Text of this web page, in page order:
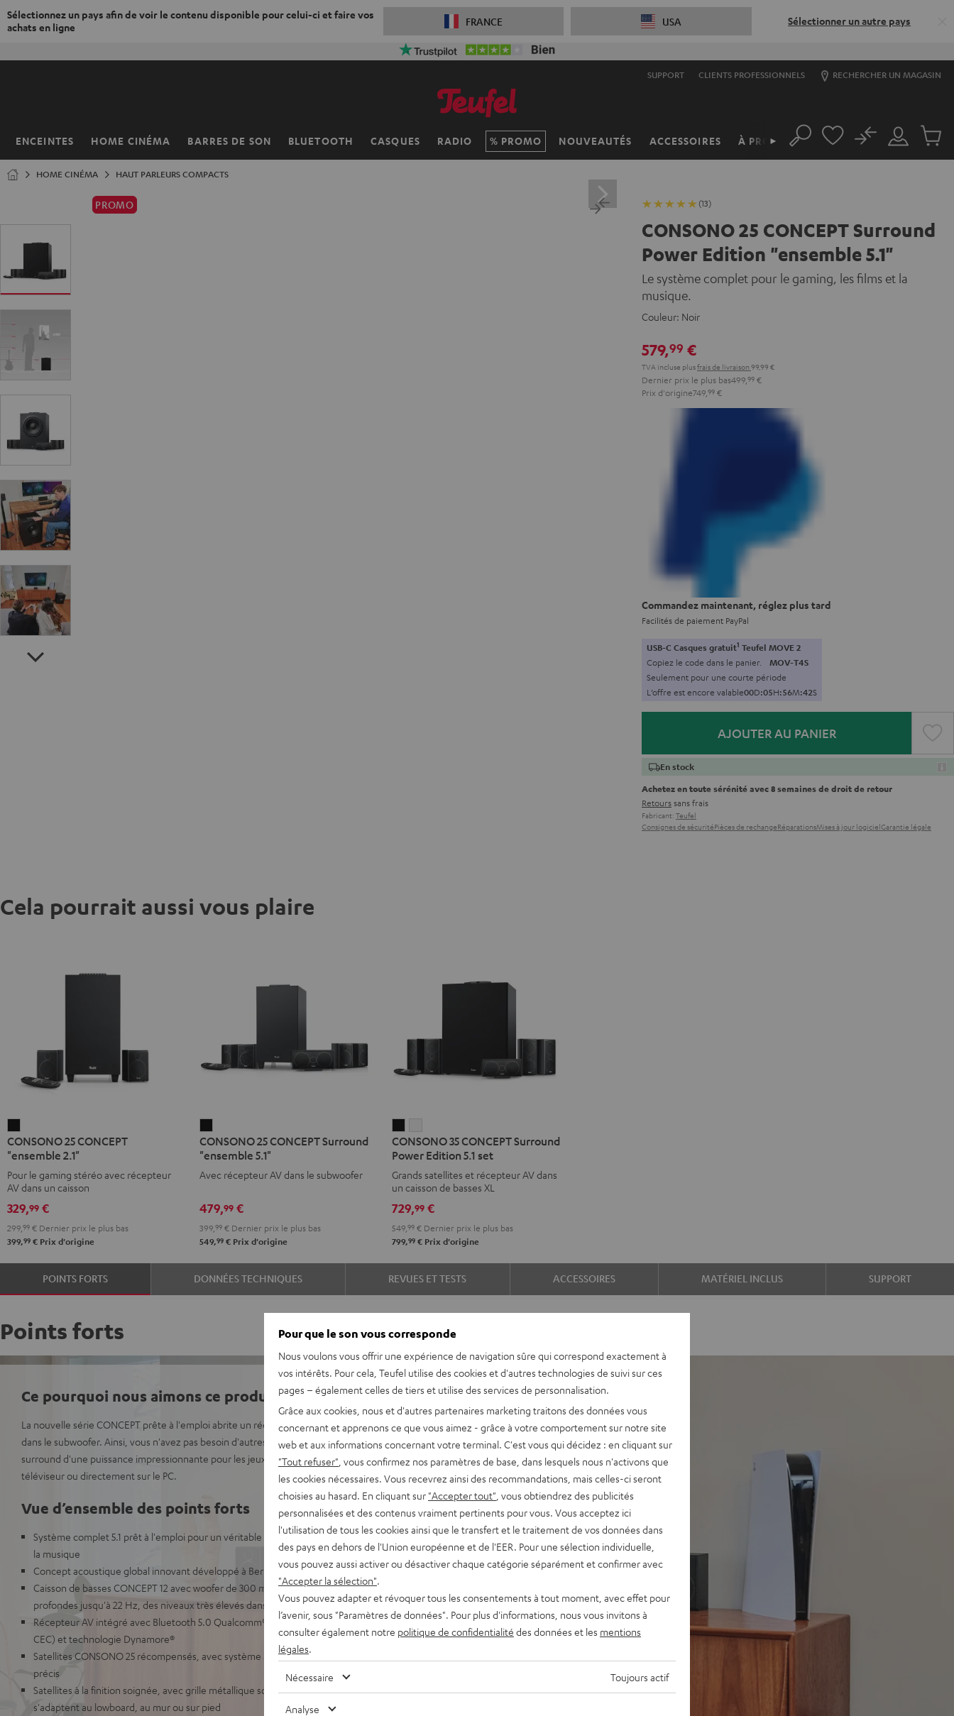
Sélectionnez un pays afin de voir le contenu disponible pour celui-ci et faire vos
achats en ligne
FRANCE USA Sélectionner un autre pays
SUPPORT CLIENTS PROFESSIONNELS RECHERCHER UN MAGASIN
ENCEINTES HOME CINÉMA BARRES DE SON BLUETOOTH CASQUES RADIO PROMO NOUVEAUTÉS ACCESSOIRES À PROPOS
►
Page
Rechercher
Mon
compte
No
HOME CINÉMA HAUT PARLEURS COMPACTS
PROMO (13)
CONSONO 25 CONCEPT Surround
Power Edition "ensemble 5.1"
Le système complet pour le gaming, les films et la
musique.
Couleur: Noir
579,99 €
TVA incluse plusfrais de livraison 99,99 €
Dernier prix le plus bas499, 99 €
Prix d'origine749, 99 €
Commandez maintenant, réglez plus tard
Facilités de paiement PayPal
USB-C Casques gratuit1 Teufel MOVE 2
Copiez le code dans le panier. MOV-T4S
Seulement pour une courte période
L’offre est encore valable00D:05H:56M:40S
AJOUTER AU PANIER
En stock
Achetez en toute sérénité avec 8 semaines de droit de retour
Retourssans frais
Fabricant: Teufel
Consignes de sécuritéPièces de rechangeRéparationsMises à jour logicielGarantie légale
Cela pourrait aussi vous plaire
25
CONCEPT
"ensemble
2.1"
Noir
CONSONO 25 CONCEPT
"ensemble 2.1"
Pour le gaming stéréo avec récepteur
AV dans un caisson
329,99 €
299, 99 € Dernier prix le plus bas
399,99 € Prix d'origine
25
CONCEPT
Surround
5.1"
Noir
CONSONO 25 CONCEPT Surround
"ensemble 5.1"
Avec récepteur AV dans le subwoofer
479,99€
399, 99€Dernier prix le plus bas
549,99€Prix d'origine
35
CONCEPT
Surround
Power
Edition
5.1
set
Noir
35
CONCEPT
Surround
Power
Edition
5.1
set
Blanc
CONSONO 35 CONCEPT Surround
Power Edition 5.1 set
Grands satellites et récepteur AV dans
un caisson de basses XL
729,99€
549, 99€Dernier prix le plus bas
799,99€Prix d'origine
POINTS FORTS DONNÉES TECHNIQUES REVUES ET TESTS ACCESSOIRES MATÉRIEL INCLUS SUPPORT
Points forts
Ce pourquoi nous aimons ce produit
La nouvelle série CONCEPT prête à l'emploi abrite un récepteur AV adapté de manière optimale
dans le subwoofer. Ainsi, vous n'avez pas besoin d'autres composants et profitez d'un son
surround d'une puissance impressionnante pour les jeux, le son des films et la musique : sur le
téléviseur ou directement sur le PC.
Vue d’ensemble des points forts
Système complet 5.1 prêt à l'emploi pour un véritable son surround pour le gaming, les films et
la musique
Concept acoustique global innovant développé à Berlin pour localiser au mieux vos adversaires
Caisson de basses CONCEPT 12 avec woofer de 300 mm pour des basses extrêmement
profondes jusqu'à 22 Hz, des niveaux très élevés dans des pièces jusqu'à 35 m²
Récepteur AV intégré avec Bluetooth 5.0 Qualcomm® aptX™ et AAC ainsi que HDMI (ARC,
CEC) et technologie Dynamore®
Satellites CONSONO 25 récompensés, avec système à 2 voies pour un son remarquablement
précis
Satellites à la finition soignée, avec grille métallique solide et anneau chromé élégant,
s'adaptent au lowboard, au mur ou sur pied
Pour que le son vous corresponde
Nous voulons vous offrir une expérience de navigation sûre qui correspond exactement à
vos intérêts. Pour cela, Teufel utilise des cookies et d'autres technologies de suivi sur ces
pages – également celles de tiers et utilise des services de personnalisation.
Grâce aux cookies, nous et d'autres partenaires marketing traitons des données vous
concernant et apprenons ce que vous aimez - grâce à votre comportement sur notre site
web et aux informations concernant votre terminal. C'est vous qui décidez : en cliquant sur
"Tout refuser" , vous confirmez nos paramètres de base, dans lesquels nous n'activons que
les cookies nécessaires. Vous recevrez ainsi des recommandations, mais celles-ci seront
choisies au hasard. En cliquant sur "Accepter tout" , vous obtiendrez des publicités
personnalisées et des contenus vraiment pertinents pour vous. Vous acceptez ici
l'utilisation de tous les cookies ainsi que le transfert et le traitement de vos données dans
des pays en dehors de l'Union européenne et de l'EER. Pour une sélection individuelle,
vous pouvez aussi activer ou désactiver chaque catégorie séparément et confirmer avec
"Accepter la sélection"
Vous pouvez adapter et révoquer tous les consentements à tout moment, avec effet pour
l’avenir, sous "Paramètres de données". Pour plus d'informations, nous vous invitons à
consulter également notre politique de confidentialité des données et les mentions
légales
Nécessaire Toujours actif
Analyse